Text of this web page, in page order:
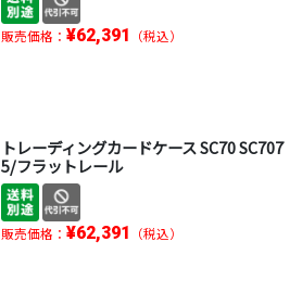
販売価格： ¥62,391 （税込）
トレーディングカードケース SC70 SC707
5/フラットレール
販売価格： ¥62,391 （税込）